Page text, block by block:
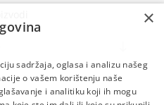
×
sadržaja, oglasa i analizu našeg
o vašem korištenju naše
i analitiku koji ih mogu